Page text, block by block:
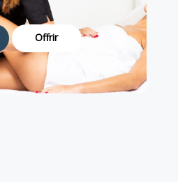
Offrir